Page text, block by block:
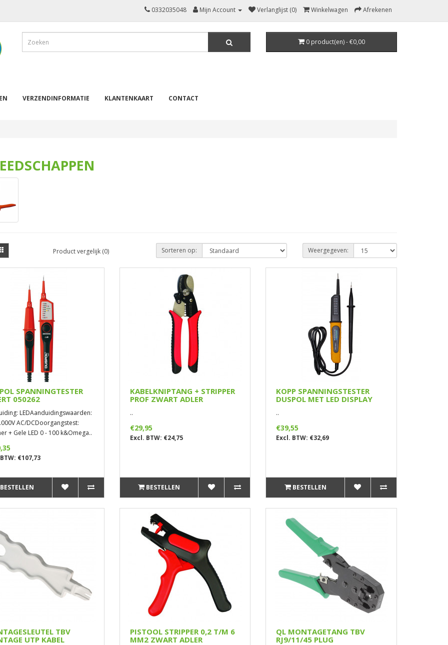
0332035048 Mijn Account Verlanglijst (0) Winkelwagen Afrekenen
0 product(en) - €0,00
VERZENDINFORMATIE KLANTENKAART CONTACT
Product vergelijk (0) Sorteren op: Weergegeven:
SPANNINGTESTER
050262
LEDAanduidingswaarden:
AC/DCDoorgangstest:
+ Gele LED 0 - 100 k&Omega..
€107,73
BESTELLEN
KABELKNIPTANG + STRIPPER
PROF ZWART ADLER
..
€29,95
Excl. BTW: €24,75
BESTELLEN
KOPP SPANNINGSTESTER
DUSPOL MET LED DISPLAY
..
€39,55
Excl. BTW: €32,69
BESTELLEN
TBV
UTP KABEL
PISTOOL STRIPPER 0,2 T/M 6
MM2 ZWART ADLER
QL MONTAGETANG TBV
RJ9/11/45 PLUG